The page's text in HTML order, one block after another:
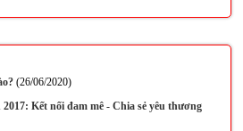
(26/06/2020)
Kết nối đam mê - Chia sẻ yêu thương